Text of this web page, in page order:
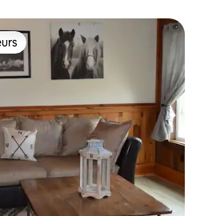
les plus appréciés